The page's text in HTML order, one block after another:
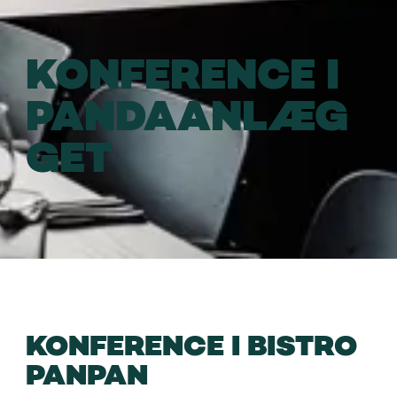
KONFERENCE I
PANDAANLÆG
GET
KONFERENCE I BISTRO
PANPAN